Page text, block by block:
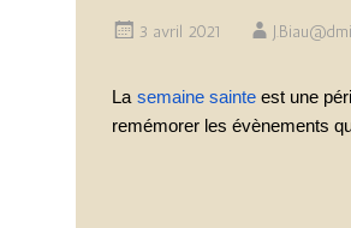
3 avril 2021
La semaine sainte est une
remémorer les évènements